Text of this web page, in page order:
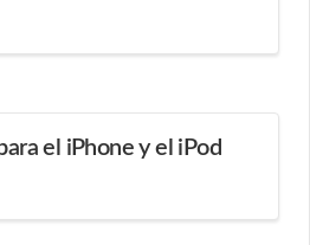
el iPhone y el iPod